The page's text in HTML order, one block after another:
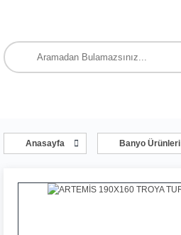
Anasayfa Banyo Ürünleri